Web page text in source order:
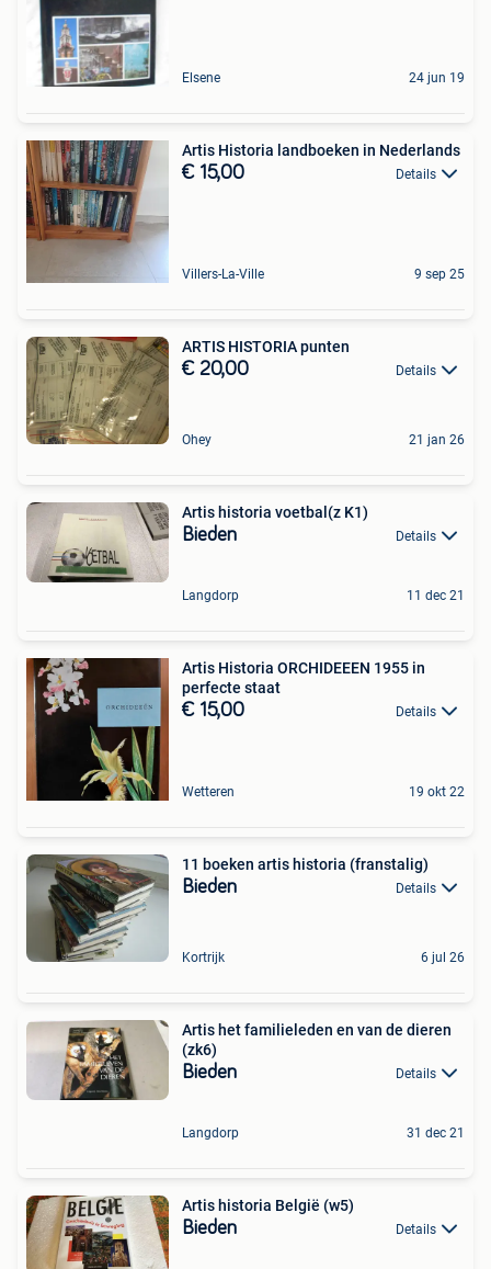
Elsene 24 jun 19
Artis Historia landboeken in Nederlands
€ 15,00 Details
Villers-La-Ville 9 sep 25
ARTIS HISTORIA punten
€ 20,00 Details
Ohey 21 jan 26
Artis historia voetbal(z K1)
Bieden Details
Langdorp 11 dec 21
Artis Historia ORCHIDEEEN 1955 in
perfecte staat
€ 15,00 Details
Wetteren 19 okt 22
11 boeken artis historia (franstalig)
Bieden Details
Kortrijk 6 jul 26
Artis het familieleden en van de dieren
(zk6)
Bieden Details
Langdorp 31 dec 21
Artis historia België (w5)
Bieden Details